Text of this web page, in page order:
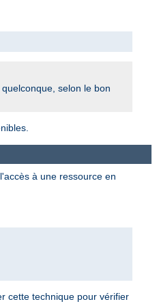
selon le bon
à une ressource en
cette technique pour vérifier